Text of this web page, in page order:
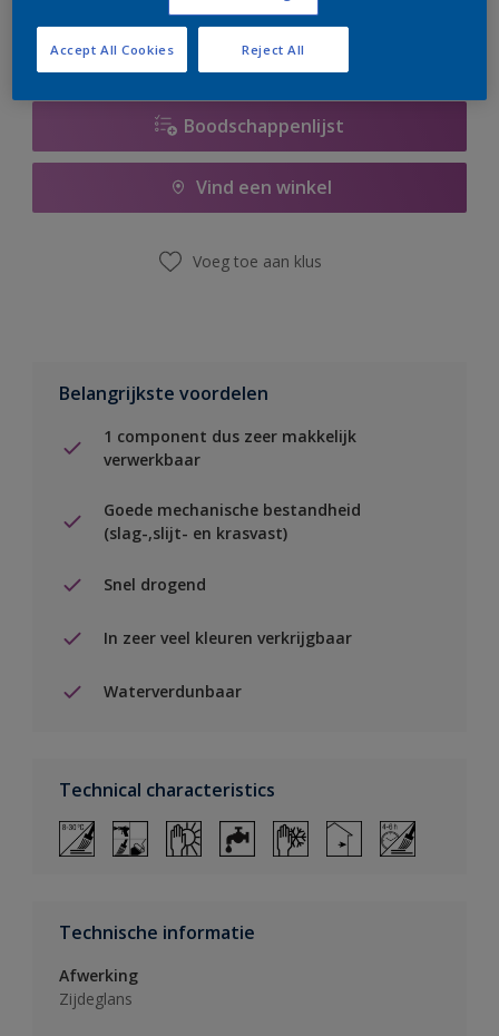
Boodschappenlijst
Vind een winkel
Voeg toe aan klus
Belangrijkste voordelen
1 component dus zeer makkelijk
verwerkbaar
Goede mechanische bestandheid
(slag-,slijt- en krasvast)
Snel drogend
In zeer veel kleuren verkrijgbaar
Waterverdunbaar
Technical characteristics
Technische informatie
Afwerking
Zijdeglans
Reject All
Accept All Cookies